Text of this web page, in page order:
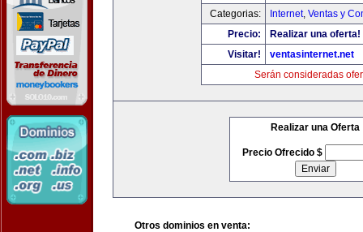
Categorias:
Internet, Ventas y
Precio:
Realizar una oferta!
Visitar!
ventasinternet.net
Serán consideradas
Realizar una Oferta
Precio Ofrecido $
Otros dominios en venta: